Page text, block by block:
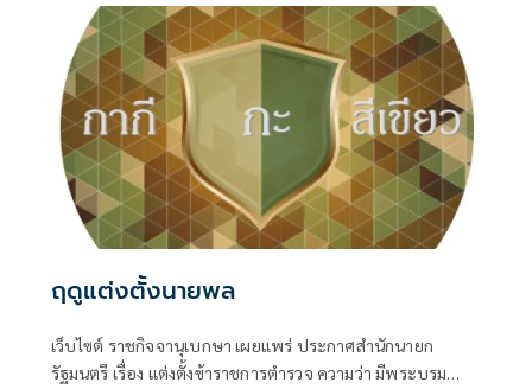
ฤดูแต่งตั้งนายพล
เว็บไซต์ ราชกิจจานุเบกษา เผยแพร่ ประกาศสำนักนายก
รัฐมนตรี เรื่อง แต่งตั้งข้าราชการตำรวจ ความว่า มีพระบรม